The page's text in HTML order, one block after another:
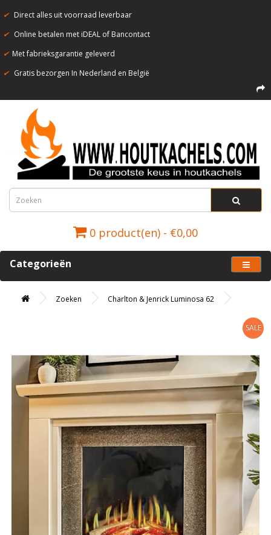
✔ Direct alles uit voorraad leverbaar
✔ Online betalen met iDEAL of Bancontact
✔ Met fabrieksgarantie geleverd
✔ Gratis bezorgen In Nederland en België
0 product(en) - €0,00
Categorieën
Zoeken Charlton & Jenrick Luminosa 62
SALE